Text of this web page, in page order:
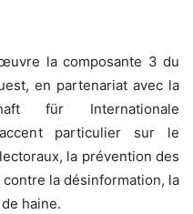
la composante 3 du
en partenariat avec la
für Internationale
particulier sur le
la prévention des
la désinformation, la
haine.